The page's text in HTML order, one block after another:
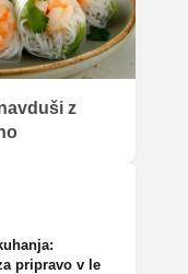
z
pripravo v le